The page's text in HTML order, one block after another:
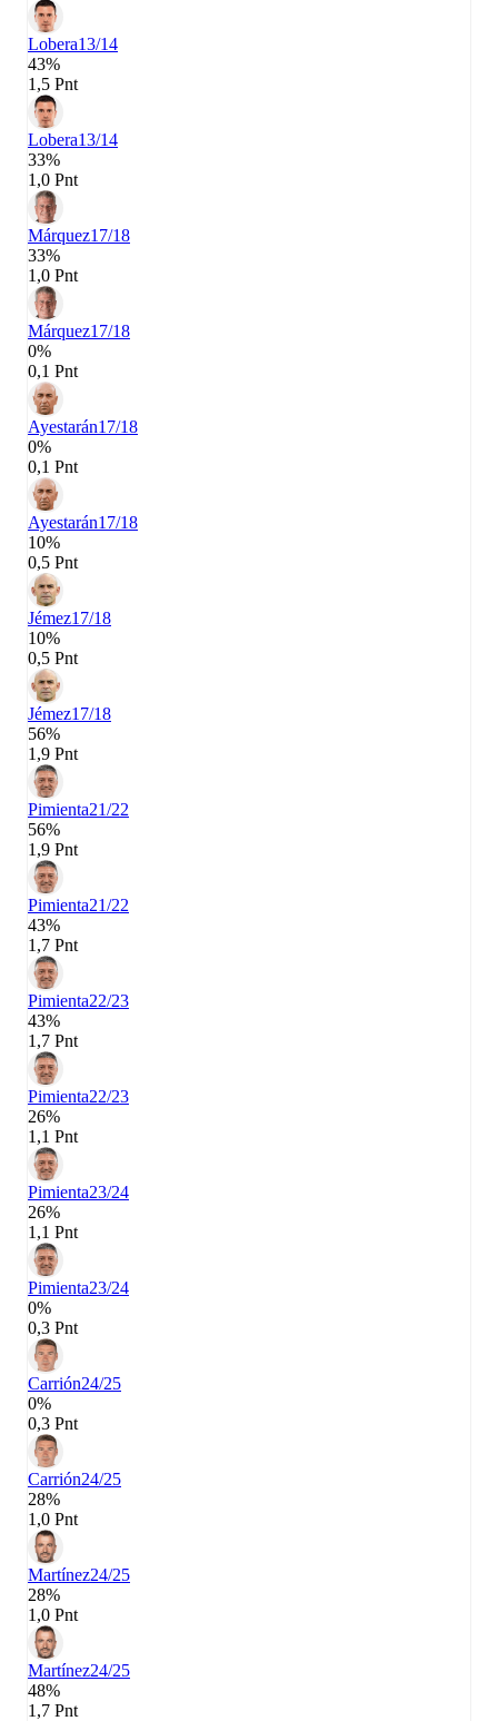
Lobera13/14
43%
1,5 Pnt
Lobera13/14
33%
1,0 Pnt
Márquez17/18
33%
1,0 Pnt
Márquez17/18
0%
0,1 Pnt
Ayestarán17/18
0%
0,1 Pnt
Ayestarán17/18
10%
0,5 Pnt
Jémez17/18
10%
0,5 Pnt
Jémez17/18
56%
1,9 Pnt
Pimienta21/22
56%
1,9 Pnt
Pimienta21/22
43%
1,7 Pnt
Pimienta22/23
43%
1,7 Pnt
Pimienta22/23
26%
1,1 Pnt
Pimienta23/24
26%
1,1 Pnt
Pimienta23/24
0%
0,3 Pnt
Carrión24/25
0%
0,3 Pnt
Carrión24/25
28%
1,0 Pnt
Martínez24/25
28%
1,0 Pnt
Martínez24/25
48%
1,7 Pnt